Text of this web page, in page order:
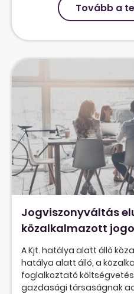
Tovább a
Jogviszonyváltás
közalkalmazott
A Kjt. hatálya alatt álló
hatálya alatt álló, a
foglalkoztató
gazdasági társaságnak